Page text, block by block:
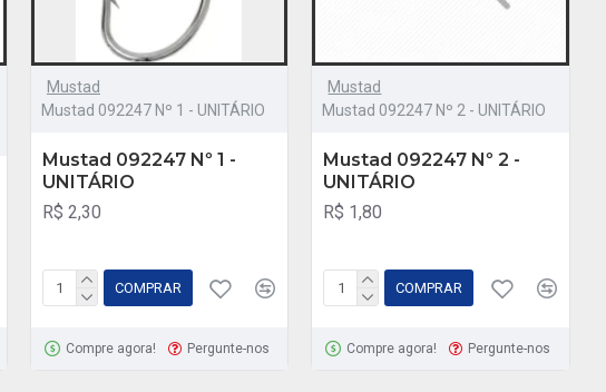
Mustad
Mustad 092247 Nº 1 - UNITÁRIO
Mustad 092247 Nº 1 -
UNITÁRIO
R$ 2,30
COMPRAR
Compre agora! Pergunte-nos
Mustad
Mustad 092247 Nº 2 - UNITÁRIO
Mustad 092247 Nº 2 -
UNITÁRIO
R$ 1,80
COMPRAR
Compre agora! Pergunte-nos